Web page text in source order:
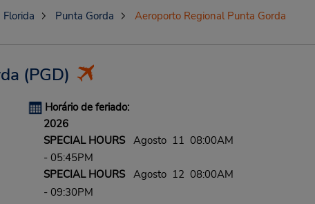
Florida Punta Gorda Aeroporto Regional Punta Gorda
(PGD)
Horário de feriado:
2026
SPECIAL HOURSAgosto 11 08:00AM
- 05:45PM
SPECIAL HOURSAgosto 12 08:00AM
- 09:30PM